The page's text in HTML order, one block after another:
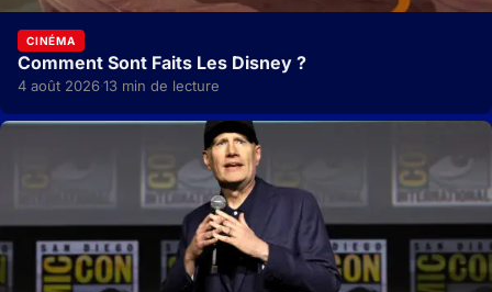
CINÉMA
Comment Sont Faits Les Disney ?
4 août 2026·13 min de lecture